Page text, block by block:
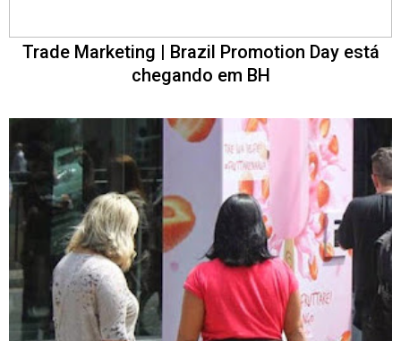
Trade Marketing | Brazil Promotion Day está
chegando em BH